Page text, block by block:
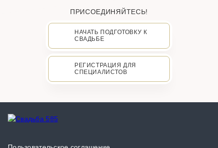
ПРИСОЕДИНЯЙТЕСЬ!
НАЧАТЬ ПОДГОТОВКУ К
СВАДЬБЕ
РЕГИСТРАЦИЯ ДЛЯ
СПЕЦИАЛИСТОВ